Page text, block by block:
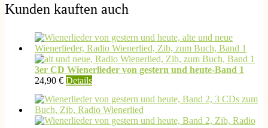
Kunden kauften auch
3er CD Wienerlieder von gestern und heute-Band 1
24,90 € Details